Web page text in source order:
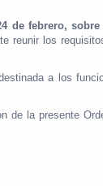
de febrero,
reunir los
a los
de la presente